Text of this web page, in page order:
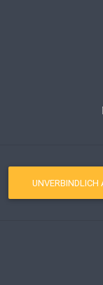
UNVERBINDLICH